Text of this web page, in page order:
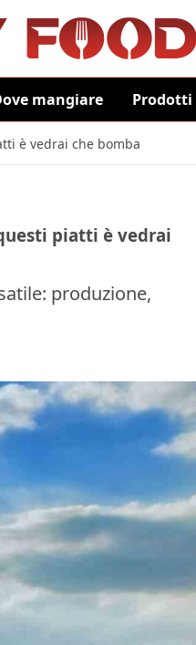
mangiare Prodotti
è vedrai che bomba
piatti è vedrai
produzione,